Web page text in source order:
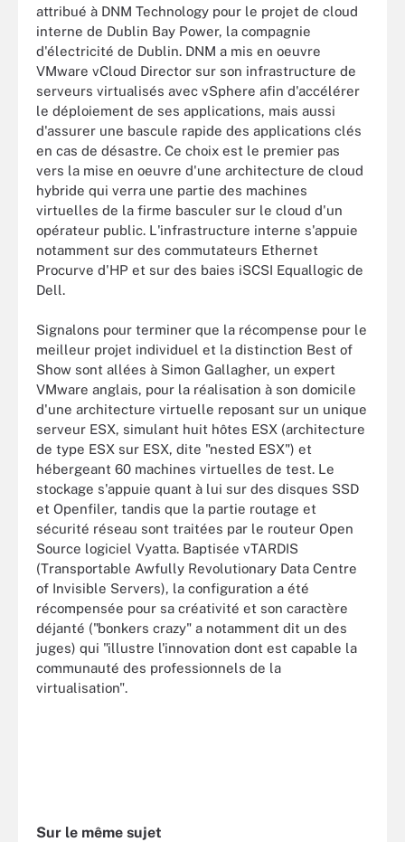
attribué à DNM Technology pour le projet de cloud
interne de Dublin Bay Power, la compagnie
d'électricité de Dublin. DNM a mis en oeuvre
VMware vCloud Director sur son infrastructure de
serveurs virtualisés avec vSphere afin d'accélérer
le déploiement de ses applications, mais aussi
d'assurer une bascule rapide des applications clés
en cas de désastre. Ce choix est le premier pas
vers la mise en oeuvre d'une architecture de cloud
hybride qui verra une partie des machines
virtuelles de la firme basculer sur le cloud d'un
opérateur public. L'infrastructure interne s'appuie
notamment sur des commutateurs Ethernet
Procurve d'HP et sur des baies iSCSI Equallogic de
Dell.
Signalons pour terminer que la récompense pour le
meilleur projet individuel et la distinction Best of
Show sont allées à Simon Gallagher, un expert
VMware anglais, pour la réalisation à son domicile
d'une architecture virtuelle reposant sur un unique
serveur ESX, simulant huit hôtes ESX (architecture
de type ESX sur ESX, dite "nested ESX") et
hébergeant 60 machines virtuelles de test. Le
stockage s'appuie quant à lui sur des disques SSD
et Openfiler, tandis que la partie routage et
sécurité réseau sont traitées par le routeur Open
Source logiciel Vyatta. Baptisée vTARDIS
(Transportable Awfully Revolutionary Data Centre
of Invisible Servers), la configuration a été
récompensée pour sa créativité et son caractère
déjanté ("bonkers crazy" a notamment dit un des
juges) qui "illustre l'innovation dont est capable la
communauté des professionnels de la
virtualisation".
Sur le même sujet